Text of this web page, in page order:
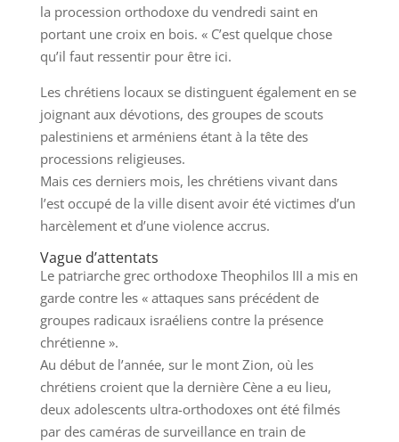
la procession orthodoxe du vendredi saint en
portant une croix en bois. « C’est quelque chose
qu’il faut ressentir pour être ici.
Les chrétiens locaux se distinguent également en se
joignant aux dévotions, des groupes de scouts
palestiniens et arméniens étant à la tête des
processions religieuses.
Mais ces derniers mois, les chrétiens vivant dans
l’est occupé de la ville disent avoir été victimes d’un
harcèlement et d’une violence accrus.
Vague d’attentats
Le patriarche grec orthodoxe Theophilos III a mis en
garde contre les « attaques sans précédent de
groupes radicaux israéliens contre la présence
chrétienne ».
Au début de l’année, sur le mont Zion, où les
chrétiens croient que la dernière Cène a eu lieu,
deux adolescents ultra-orthodoxes ont été filmés
par des caméras de surveillance en train de